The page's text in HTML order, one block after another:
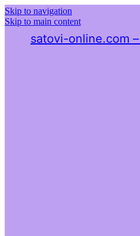
Skip to navigation
Skip to main content
satovi-online.com